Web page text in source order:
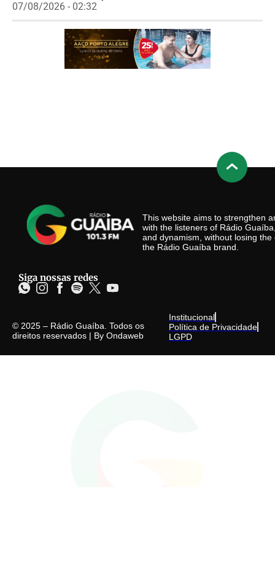
07/08/2026 - 02:32
This website aims to strengthen
with the listeners of Rádio
and dynamism, without losing
the Rádio Guaíba brand.
Siga nossas redes
© 2025 – Rádio Guaíba. Todos os
direitos reservados | By Ondaweb
Institucional
Política de Privacidade
LGPD